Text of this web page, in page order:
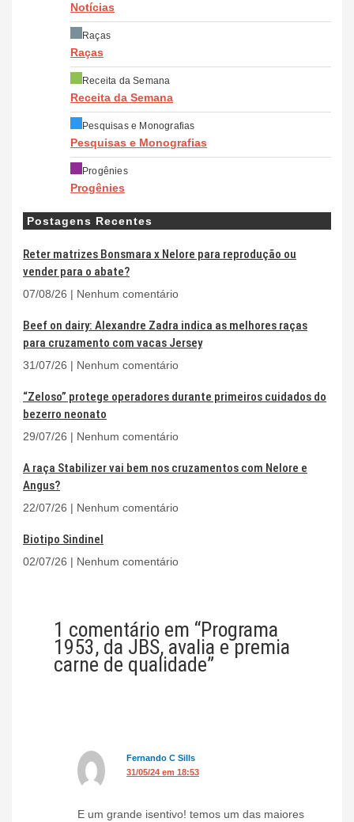
Notícias
Raças
Raças
Receita da Semana
Receita da Semana
Pesquisas e Monografias
Pesquisas e Monografias
Progênies
Progênies
Postagens Recentes
Reter matrizes Bonsmara x Nelore para reprodução ou
vender para o abate?
07/08/26 Nenhum comentário
Beef on dairy: Alexandre Zadra indica as melhores raças
para cruzamento com vacas Jersey
31/07/26 Nenhum comentário
“Zeloso” protege operadores durante primeiros cuidados do
bezerro neonato
29/07/26 Nenhum comentário
A raça Stabilizer vai bem nos cruzamentos com Nelore e
Angus?
22/07/26 Nenhum comentário
Biotipo Sindinel
02/07/26 Nenhum comentário
1 comentário em “Programa
1953, da JBS, avalia e premia
carne de qualidade”
Fernando C Sills
31/05/24 em 18:53
E um grande isentivo! temos um das maiores